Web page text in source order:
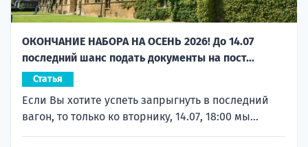
ОКОНЧАНИЕ НАБОРА НА ОСЕНЬ 2026! До 14.07
последний шанс подать документы на пост...
Статья
Если Вы хотите успеть запрыгнуть в последний
вагон, то только ко вторнику, 14.07, 18:00 мы...